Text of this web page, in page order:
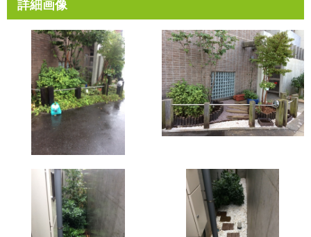
詳細画像